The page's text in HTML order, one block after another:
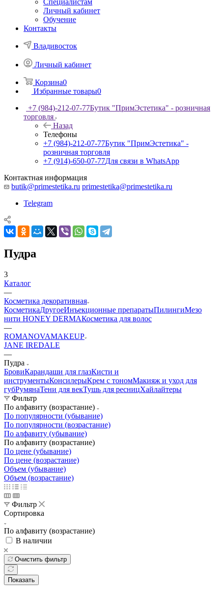
Специалистам
Личный кабинет
Обучение
Контакты
Владивосток
Личный кабинет
Корзина0
Избранные товары0
+7 (984)-212-07-77Бутик "ПримЭстетика" - розничная
торговля
Назад
Телефоны
+7 (984)-212-07-77Бутик "ПримЭстетика" -
розничная торговля
+7 (914)-650-07-77Для связи в WhatsApp
Контактная информация
butik@primestetika.ru primestetika@primestetika.ru
Telegram
Пудра
3
Каталог
—
Косметика декоративная
КосметикаДругоеИнъекционные препаратыПилингиМезо
нити HONEY DERMAКосметика для волос
—
ROMANOVAMAKEUP
JANE IREDALE
—
Пудра
БровиКарандаши для глазКисти и
инструментыКонсилерыКрем с тономМакияж и уход для
губРумянаТени для векТушь для ресницХайлайтеры
Фильтр
По алфавиту (возрастание)
По популярности (убывание)
По популярности (возрастание)
По алфавиту (убывание)
По алфавиту (возрастание)
По цене (убывание)
По цене (возрастание)
Объем (убывание)
Объем (возрастание)
Фильтр
Сортировка
По алфавиту (возрастание)
В наличии
Очистить фильтр
Показать